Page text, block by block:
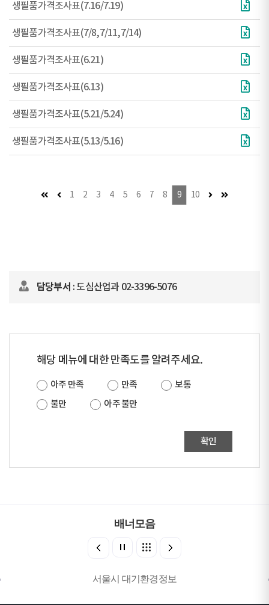
생필품가격조사표(7.16/7.19)
생필품가격조사표(7/8,7/11,7/14)
생필품가격조사표(6.21)
생필품가격조사표(6.13)
생필품가격조사표(5.21/5.24)
생필품가격조사표(5.13/5.16)
첫 페이지이전 페이지 (이동불가)
1 2 3 4 5 6 7 8 9 10 다음 페이지마지막 페이
담당부서 : 도심산업과 02-3396-5076
해당 메뉴에 대한 만족도를 알려주세요.
아주 만족 만족
보통
불만
아주 불만
확인
배너모음
서울시 대기환경정보